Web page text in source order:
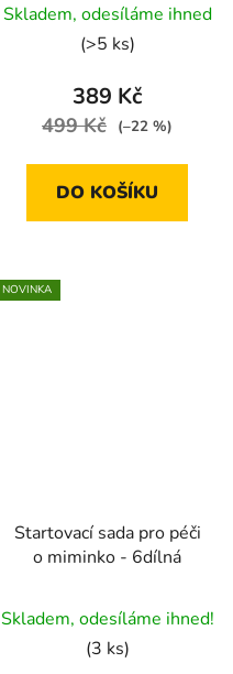
pralinky
hodnocení
produktu
je
4,9
hvězdiček.
Skladem, odesíláme ihned
(>5 ks)
389 Kč
499 Kč (–22 %)
DO KOŠÍKU
NOVINKA
Startovací sada pro péči
o miminko - 6dílná
Skladem, odesíláme ihned!
(3 ks)